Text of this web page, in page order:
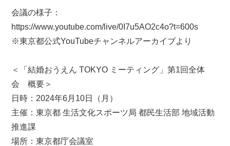
会議の様子：
https://www.youtube.com/live/0I7u5AO2c4o?t=600s
※東京都公式YouTubeチャンネルアーカイブより
＜「結婚おうえん TOKYO ミーティング」第1回全体
会 概要＞
日時：2024年6月10日（月）
主催：東京都 生活文化スポーツ局 都民生活部 地域活動
推進課
場所：東京都庁会議室